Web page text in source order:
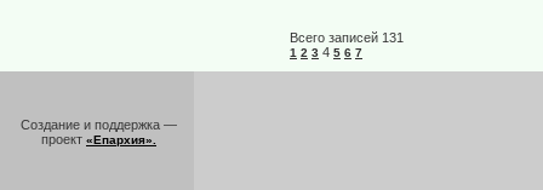
Всего записей 131
1 2 3 4 5 6 7
Создание и поддержка —
проект «Епархия».